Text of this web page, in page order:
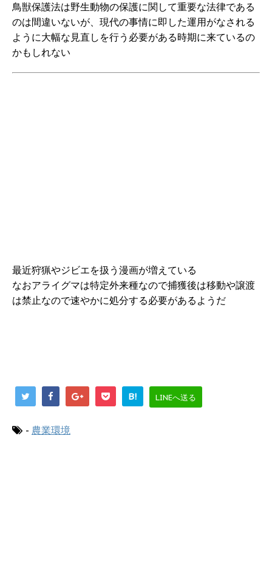
鳥獣保護法は野生動物の保護に関して重要な法律である
のは間違いないが、現代の事情に即した運用がなされる
ように大幅な見直しを行う必要がある時期に来ているの
かもしれない
最近狩猟やジビエを扱う漫画が増えている
なおアライグマは特定外来種なので捕獲後は移動や譲渡
は禁止なので速やかに処分する必要があるようだ
B! LINEへ送る
- 農業環境